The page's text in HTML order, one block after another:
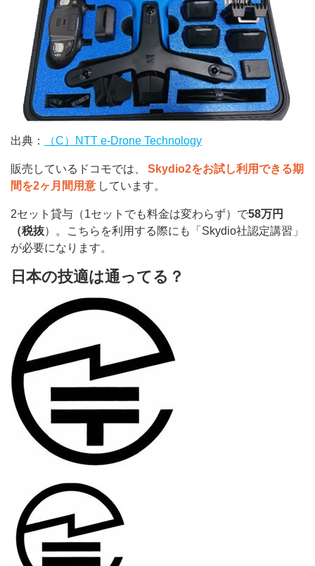
出典： （C）NTT e-Drone Technology
販売しているドコモでは、
Skydio2をお試し利用できる期
間を2ヶ月間用意 しています。
2セット貸与（1セットでも料金は変わらず）で58万円
（税抜）。こちらを利用する際にも「Skydio社認定講習」
が必要になります。
日本の技適は通ってる？